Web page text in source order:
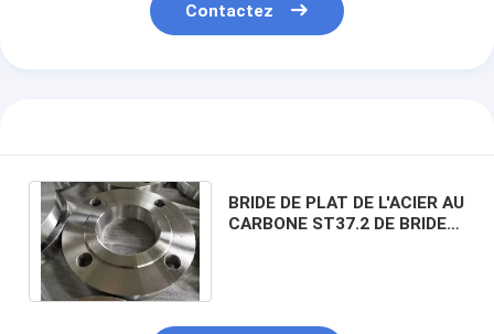
Contactez
BRIDE DE PLAT DE L'ACIER AU
CARBONE ST37.2 DE BRIDE